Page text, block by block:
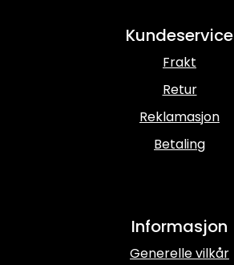
Kundeservice
Frakt
Retur
Reklamasjon
Betaling
Informasjon
Generelle vilkår